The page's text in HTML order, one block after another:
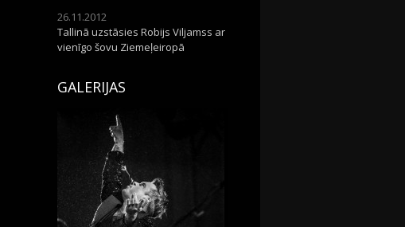
26.11.2012
Tallinā uzstāsies Robijs Viljamss ar
vienīgo šovu Ziemeļeiropā
GALERIJAS